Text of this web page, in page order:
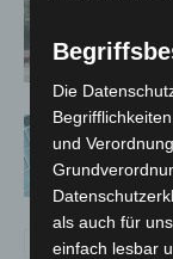
Die
und
als auch für
einfach lesbar